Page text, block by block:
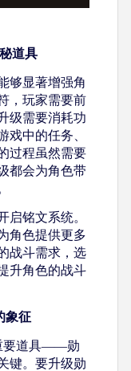
道具
够显著增强角
，玩家需要前
级需要消耗功
戏中的任务、
过程虽然需要
都会为角色带
启铭文系统。
角色提供更多
战斗需求，选
升角色的战斗
象征
要道具——勋
键。要升级勋